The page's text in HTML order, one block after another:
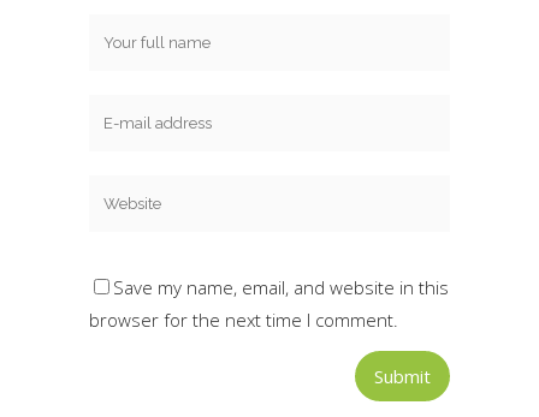
Save my name, email, and website in this
browser for the next time I comment.